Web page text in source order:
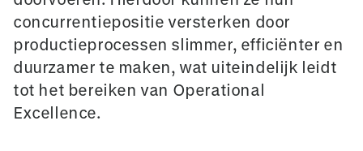
concurrentiepositie versterken door
productieprocessen slimmer, efficiënter en
duurzamer te maken, wat uiteindelijk leidt
tot het bereiken van Operational
Excellence.